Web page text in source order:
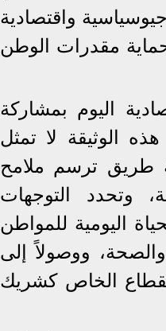
واقتصادية
مقدرات الوطن
اليوم بمشاركة
الوثيقة لا تمثل
طريق ترسم ملامح
وتحدد التوجهات
اليومية للمواطن
ووصولاً إلى
القطاع الخاص كشريك